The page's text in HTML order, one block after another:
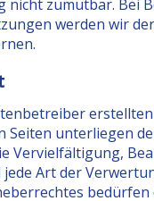
nicht zumutbar. Bei
werden wir
Seiten unterliegen
Vervielfältigung,
Art der